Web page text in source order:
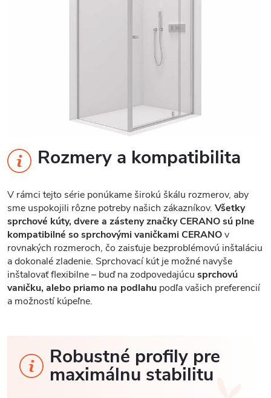
Rozmery a kompatibilita
V rámci tejto série ponúkame širokú škálu rozmerov, aby
sme uspokojili rôzne potreby našich zákazníkov. Všetky
sprchové kúty, dvere a zásteny značky CERANO sú plne
kompatibilné so sprchovými vaničkami CERANOv
rovnakých rozmeroch, čo zaisťuje bezproblémovú inštaláciu
a dokonalé zladenie. Sprchovací kút je možné navyše
inštalovať flexibilne – buď na zodpovedajúcu sprchovú
vaničku, alebo priamo na podlahu podľa vašich preferencií
a možností kúpeľne.
Robustné profily pre
maximálnu stabilitu